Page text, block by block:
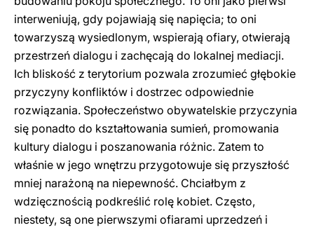
interweniują, gdy pojawiają się napięcia; to oni
towarzyszą wysiedlonym, wspierają ofiary, otwierają
przestrzeń dialogu i zachęcają do lokalnej mediacji.
Ich bliskość z terytorium pozwala zrozumieć głębokie
przyczyny konfliktów i dostrzec odpowiednie
rozwiązania. Społeczeństwo obywatelskie przyczynia
się ponadto do kształtowania sumień, promowania
kultury dialogu i poszanowania różnic. Zatem to
właśnie w jego wnętrzu przygotowuje się przyszłość
mniej narażoną na niepewność. Chciałbym z
wdzięcznością podkreślić rolę kobiet. Często,
niestety, są one pierwszymi ofiarami uprzedzeń i